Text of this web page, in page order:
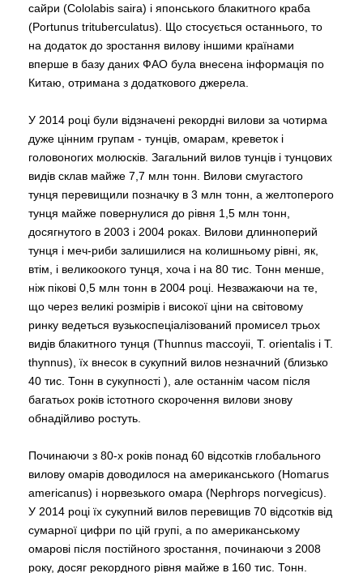
сайри (Cololabis saira) і японського блакитного краба
(Portunus trituberculatus). Що стосується останнього, то
на додаток до зростання вилову іншими країнами
вперше в базу даних ФАО була внесена інформація по
Китаю, отримана з додаткового джерела.
У 2014 році були відзначені рекордні вилови за чотирма
дуже цінним групам - тунців, омарам, креветок і
головоногих молюсків. Загальний вилов тунців і тунцових
видів склав майже 7,7 млн ​​тонн. Вилови смугастого
тунця перевищили позначку в 3 млн тонн, а желтоперого
тунця майже повернулися до рівня 1,5 млн тонн,
досягнутого в 2003 і 2004 роках. Вилови длинноперий
тунця і меч-риби залишилися на колишньому рівні, як,
втім, і великоокого тунця, хоча і на 80 тис. Тонн менше,
ніж пікові 0,5 млн тонн в 2004 році. Незважаючи на те,
що через великі розмірів і високої ціни на світовому
ринку ведеться вузькоспеціалізований промисел трьох
видів блакитного тунця (Thunnus maccoyii, T. orientalis і T.
thynnus), їх внесок в сукупний вилов незначний (близько
40 тис. Тонн в сукупності ), але останнім часом після
багатьох років істотного скорочення вилови знову
обнадійливо ростуть.
Починаючи з 80-х років понад 60 відсотків глобального
вилову омарів доводилося на американського (Homarus
americanus) і норвезького омара (Nephrops norvegicus).
У 2014 році їх сукупний вилов перевищив 70 відсотків від
сумарної цифри по цій групі, а по американському
омарові після постійного зростання, починаючи з 2008
року, досяг рекордного рівня майже в 160 тис. Тонн.